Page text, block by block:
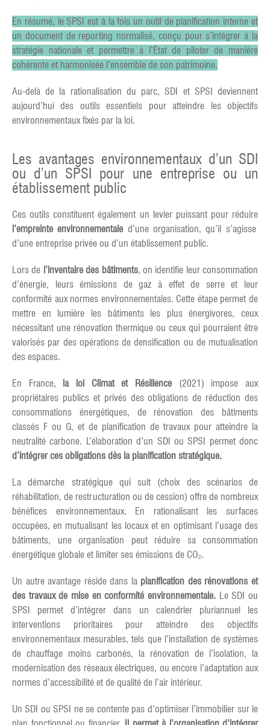
En résumé, le SPSI est à la fois un outil de planification interne et
un document de reporting normalisé, conçu pour s’intégrer à la
stratégie nationale et permettre à l’État de piloter de manière
cohérente et harmonisée l’ensemble de son patrimoine.
Au-delà de la rationalisation du parc, SDI et SPSI deviennent
aujourd’hui des outils essentiels pour atteindre les objectifs
environnementaux fixés par la loi.
Les avantages environnementaux d’un SDI
ou d’un SPSI pour une entreprise ou un
établissement public
Ces outils constituent également un levier puissant pour réduire
l’empreinte environnementale d’une organisation, qu’il s’agisse
d’une entreprise privée ou d’un établissement public.
Lors de l’inventaire des bâtiments, on identifie leur consommation
d’énergie, leurs émissions de gaz à effet de serre et leur
conformité aux normes environnementales. Cette étape permet de
mettre en lumière les bâtiments les plus énergivores, ceux
nécessitant une rénovation thermique ou ceux qui pourraient être
valorisés par des opérations de densification ou de mutualisation
des espaces.
En France, la loi Climat et Résilience (2021) impose aux
propriétaires publics et privés des obligations de réduction des
consommations énergétiques, de rénovation des bâtiments
classés F ou G, et de planification de travaux pour atteindre la
neutralité carbone. L’élaboration d’un SDI ou SPSI permet donc
d’intégrer ces obligations dès la planification stratégique.
La démarche stratégique qui suit (choix des scénarios de
réhabilitation, de restructuration ou de cession) offre de nombreux
bénéfices environnementaux. En rationalisant les surfaces
occupées, en mutualisant les locaux et en optimisant l’usage des
bâtiments, une organisation peut réduire sa consommation
énergétique globale et limiter ses émissions de CO₂.
Un autre avantage réside dans la planification des rénovations et
des travaux de mise en conformité environnementale. Le SDI ou
SPSI permet d’intégrer dans un calendrier pluriannuel les
interventions prioritaires pour atteindre des objectifs
environnementaux mesurables, tels que l’installation de systèmes
de chauffage moins carbonés, la rénovation de l’isolation, la
modernisation des réseaux électriques, ou encore l’adaptation aux
normes d’accessibilité et de qualité de l’air intérieur.
Un SDI ou SPSI ne se contente pas d’optimiser l’immobilier sur le